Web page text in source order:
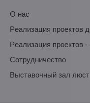
O нас
Pеализация проектов
Pеализация проектов
Сотрудничество
Выставочный зал